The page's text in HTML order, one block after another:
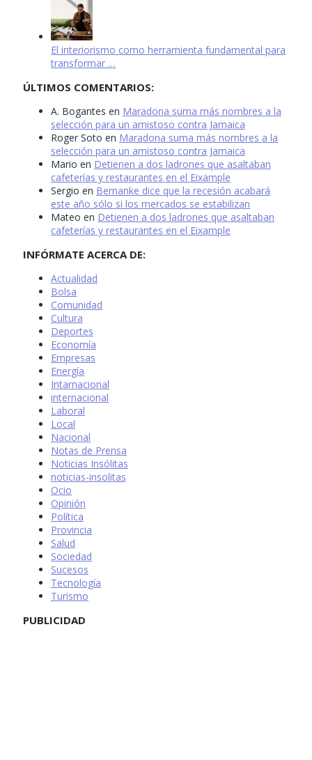
El interiorismo como herramienta fundamental para
transformar …
ÚLTIMOS COMENTARIOS:
A. Bogantes en Maradona suma más nombres a la
selección para un amistoso contra Jamaica
Roger Soto en Maradona suma más nombres a la
selección para un amistoso contra Jamaica
Mario en Detienen a dos ladrones que asaltaban
cafeterías y restaurantes en el Eixample
Sergio en Bernanke dice que la recesión acabará
este año sólo si los mercados se estabilizan
Mateo en Detienen a dos ladrones que asaltaban
cafeterías y restaurantes en el Eixample
INFÓRMATE ACERCA DE:
Actualidad
Bolsa
Comunidad
Cultura
Deportes
Economía
Empresas
Energía
Intarnacional
internacional
Laboral
Local
Nacional
Notas de Prensa
Noticias Insólitas
noticias-insolitas
Ocio
Opinión
Política
Provincia
Salud
Sociedad
Sucesos
Tecnología
Turismo
PUBLICIDAD